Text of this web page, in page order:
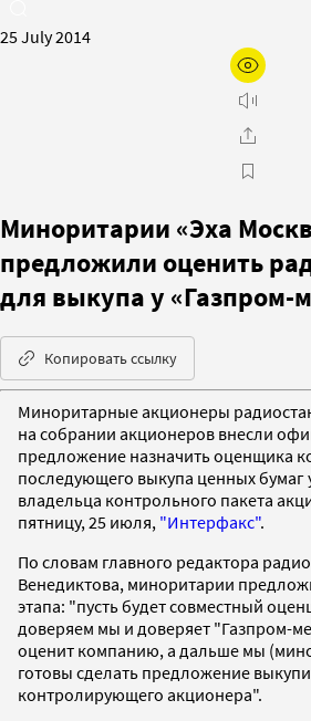
25 July 2014
Миноритарии «Эха
предложили оценить
для выкупа у «Газпром-
Копировать ссылку
Миноритарные акционеры
на собрании акционеров внесли
предложение назначить оценщика
последующего выкупа ценных
владельца контрольного пакета
пятницу, 25 июля, "Интерфакс".
По словам главного редактора
Венедиктова, миноритарии
этапа: "пусть будет совместный
доверяем мы и доверяет "Газпром-
оценит компанию, а дальше мы
готовы сделать предложение
контролирующего акционера".